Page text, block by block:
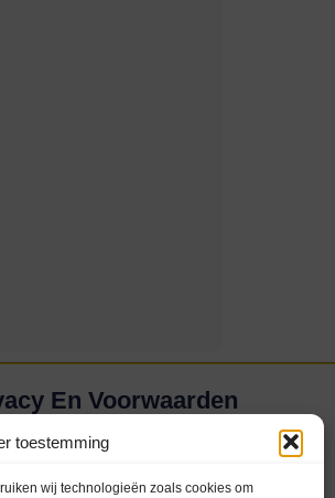
toestemming
wij technologieën zoals cookies om
En Voorwaarden